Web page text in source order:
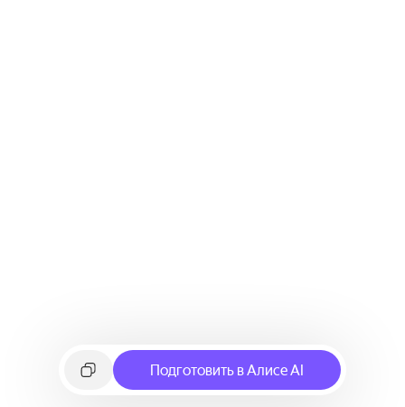
Подготовить в Алисе AI